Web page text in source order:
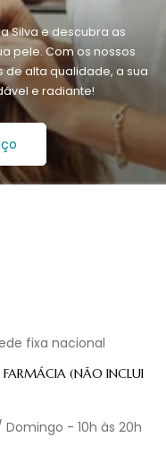
Silva e descubra as
pele. Com os nossos
alta qualidade, a sua
e radiante!
fixa nacional
(NÃO INCLUI
- 10h às 20h